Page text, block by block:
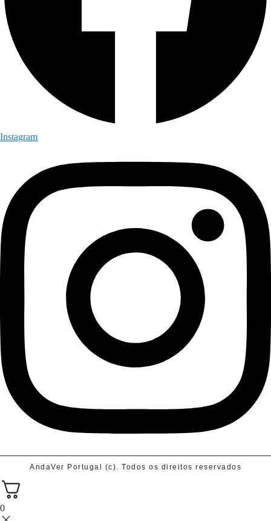
Instagram
AndaVer Portugal (c). Todos os direitos reservados
0